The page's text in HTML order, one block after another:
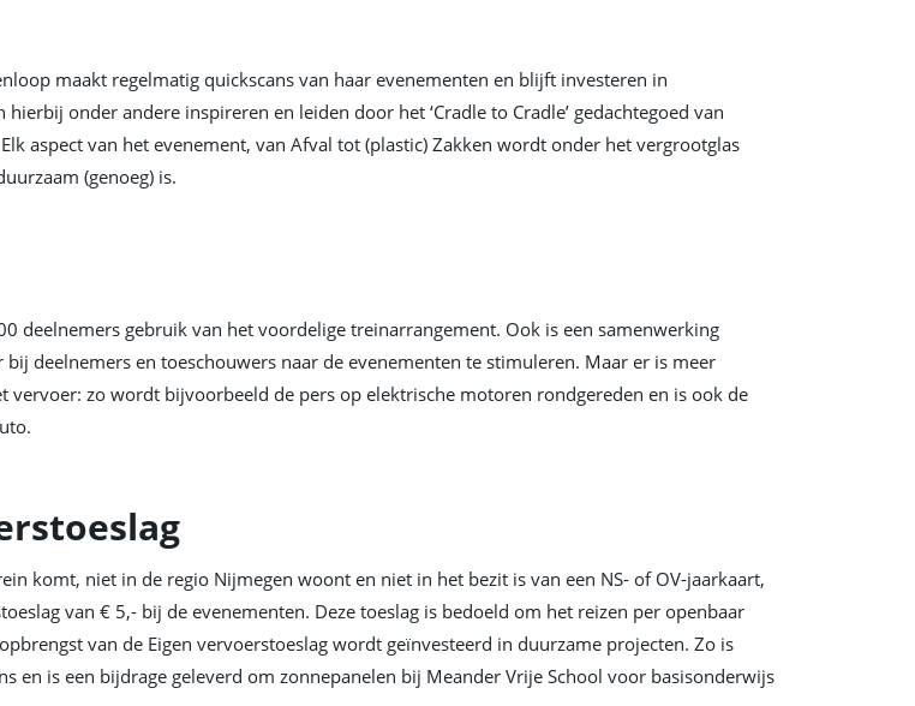
maakt regelmatig quickscans van haar evenementen en blijft investeren in
hierbij onder andere inspireren en leiden door het ‘Cradle to Cradle’ gedachtegoed van
aspect van het evenement, van Afval tot (plastic) Zakken wordt onder het vergrootglas
(genoeg) is.
deelnemers gebruik van het voordelige treinarrangement. Ook is een samenwerking
bij deelnemers en toeschouwers naar de evenementen te stimuleren. Maar er is meer
vervoer: zo wordt bijvoorbeeld de pers op elektrische motoren rondgereden en is ook de
komt, niet in de regio Nijmegen woont en niet in het bezit is van een NS- of OV-jaarkaart,
van € 5,- bij de evenementen. Deze toeslag is bedoeld om het reizen per openbaar
van de Eigen vervoerstoeslag wordt geïnvesteerd in duurzame projecten. Zo is
en is een bijdrage geleverd om zonnepanelen bij Meander Vrije School voor basisonderwijs